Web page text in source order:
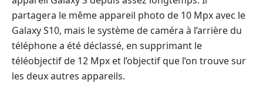
partagera le même appareil photo de 10 Mpx avec le
Galaxy S10, mais le système de caméra à l’arrière du
téléphone a été déclassé, en supprimant le
téléobjectif de 12 Mpx et l’objectif que l’on trouve sur
les deux autres appareils.